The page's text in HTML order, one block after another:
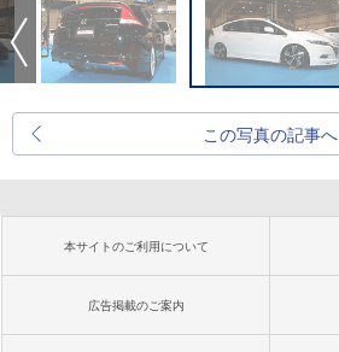
この写真の記事へ
本サイトのご利用について
広告掲載のご案内